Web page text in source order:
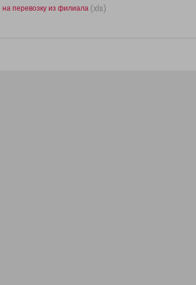
перевозку из филиала (xls)